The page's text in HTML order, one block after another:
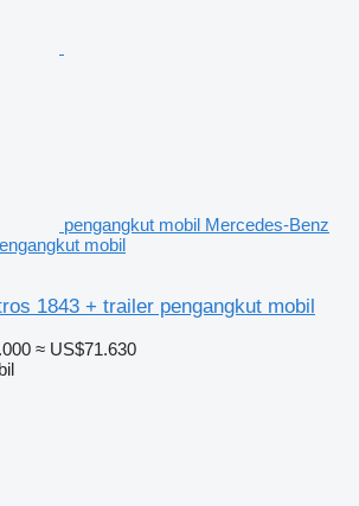
pengangkut mobil Mercedes-Benz
mobil
1843 + trailer pengangkut mobil
≈ US$71.630